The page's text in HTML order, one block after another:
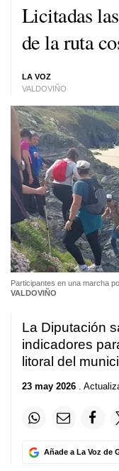
Licitadas
de la ruta
LA VOZ
VALDOVIÑO
Participantes en una marcha
VALDOVIÑO
La Diputación
indicadores
litoral del
23 may 2026 .
Añade a La Voz de